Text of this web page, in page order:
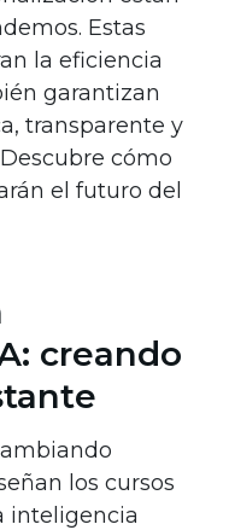
Estas
la eficiencia
garantizan
transparente y
cómo
el futuro del
creando
los cursos
inteligencia